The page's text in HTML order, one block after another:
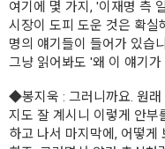
여기에 몇 가지, '이재명 측
시장이 도피 도운 것은 확실
명의 얘기들이 들어가 있습
그냥 읽어봐도 '왜 이 얘기
◆봉지욱 : 그러니까요. 원
지도 잘 계시니 이렇게 안부
하고 나서 마지막에, 어떻게